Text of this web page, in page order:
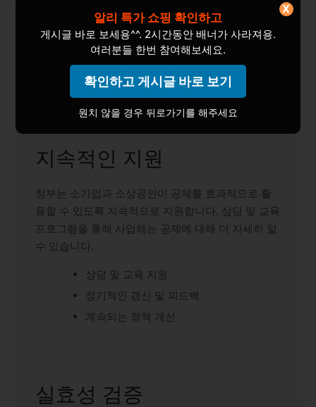
었고, 필요 서류가 줄어들었습니다.
간편 온라인 신청서
최소화된 서류 제출
응답 시간 단축
지속적인 지원
정부는 소기업과 소상공인이 공제를 효과적으로 활
용할 수 있도록 지속적으로 지원합니다. 상담 및 교육
프로그램을 통해 사업체는 공제에 대해 더 자세히 알
수 있습니다.
상담 및 교육 지원
정기적인 갱신 및 피드백
계속되는 정책 개선
실효성 검증
알리 특가 쇼핑 확인하고
게시글 바로 보세용^^. 2시간동안 배너가 사라져용.
여러분들 한번 참여해보세요.
확인하고 게시글 바로 보기
원치 않을 경우 뒤로가기를 해주세요
X